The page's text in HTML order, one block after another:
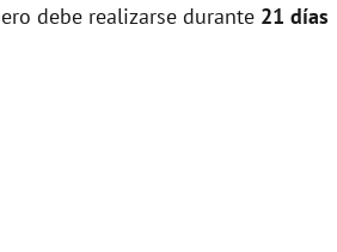
debe realizarse durante 21 días